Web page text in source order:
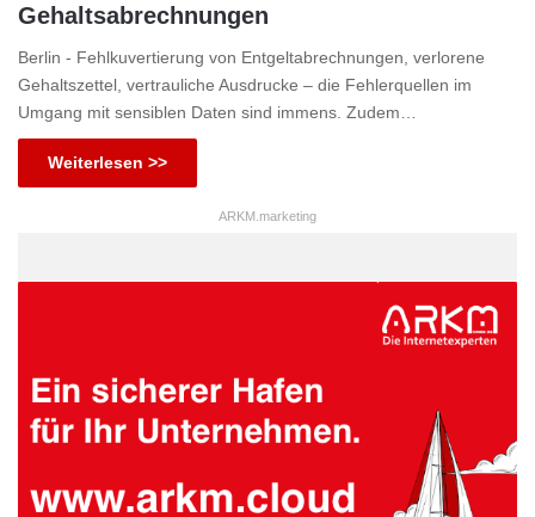
Gehaltsabrechnungen
Berlin - Fehlkuvertierung von Entgeltabrechnungen, verlorene
Gehaltszettel, vertrauliche Ausdrucke – die Fehlerquellen im
Umgang mit sensiblen Daten sind immens. Zudem…
Weiterlesen >>
ARKM.marketing